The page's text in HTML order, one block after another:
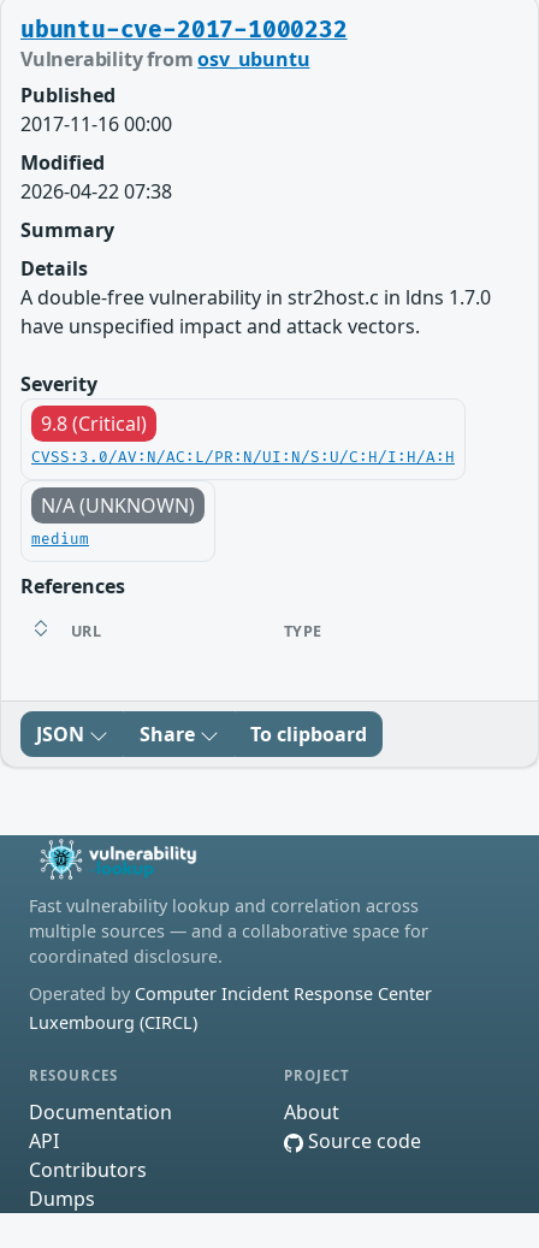
ubuntu-cve-2017-1000232
Vulnerability fromosv_ubuntu
Published
2017-11-16 00:00
Modified
2026-04-22 07:38
Summary
Details
A double-free vulnerability in str2host.c in ldns 1.7.0
have unspecified impact and attack vectors.
Severity
9.8 (Critical)
CVSS:3.0/AV:N/AC:L/PR:N/UI:N/S:U/C:H/I:H/A:H
N/A (UNKNOWN)
medium
References
URL TYPE
JSON Share To clipboard
Fast vulnerability lookup and correlation across
multiple sources — and a collaborative space for
coordinated disclosure.
Operated by Computer Incident Response Center
Luxembourg (CIRCL)
RESOURCES
Documentation
API
Contributors
Dumps
PROJECT
About
Source code